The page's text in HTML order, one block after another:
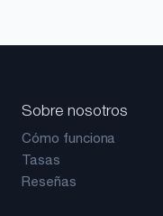
Sobre nosotros
Cómo funciona
Tasas
Reseñas